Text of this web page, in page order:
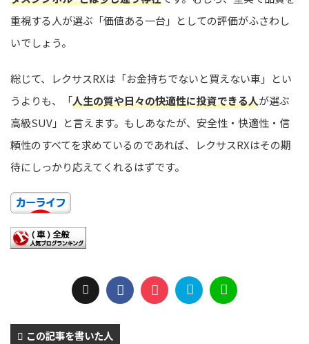
重視する人が選ぶ「価値ある一台」としての評価がふさわし
いでしょう。
総じて、レクサスRXは「お金持ちでないと買えない車」とい
うよりも、「人生の質や日々の快適性に投資できる人が選ぶ
高級SUV」と言えます。もしあなたが、安全性・快適性・信
頼性のすべてを求めているのであれば、レクサスRXはその期
待にしっかり応えてくれるはずです。
この記事を書いた人